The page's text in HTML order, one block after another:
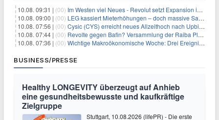
10.08. 09:31 | (00) Im Westen viel Neues - Revolut setzt Expansion in Europa fort
10.08. 09:00 | (00) LEG kassiert Mieterhöhungen – doch massive Sanierungskosten fressen Gewinne auf
10.08. 07:56 | (00) Cysic (CYS) erreicht neues Allzeithoch nach Upbit-Listing
10.08. 07:44 | (00) Revolte gegen Bafin? Versammlung der Raiba Plankstetten mit brisanter Agenda
10.08. 07:36 | (00) Wichtige Makroökonomische Woche: Drei Ereignisse, die Bitcoin beeinflussen könnten
BUSINESS/PRESSE
Healthy LONGEVITY überzeugt auf Anhieb
eine gesundheitsbewusste und kaufkräftige
Zielgruppe
Stuttgart, 10.08.2026 (lifePR) - Die erste